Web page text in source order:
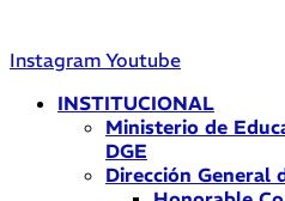
Instagram Youtube
INSTITUCIONAL
Ministerio de
DGE
Dirección General